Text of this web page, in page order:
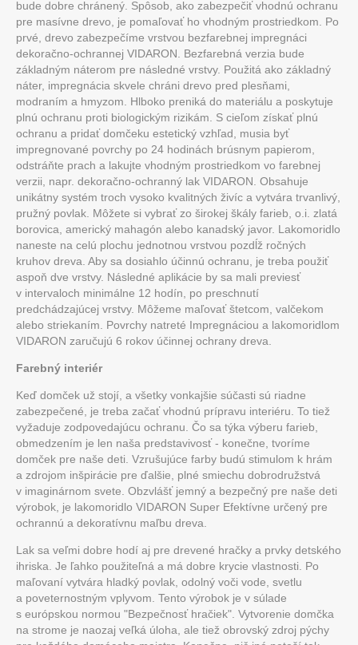
bude dobre chránený. Spôsob, ako zabezpečiť vhodnú ochranu
pre masívne drevo, je pomaľovať ho vhodným prostriedkom. Po
prvé, drevo zabezpečíme vrstvou bezfarebnej impregnáci
dekoračno-ochrannej VIDARON. Bezfarebná verzia bude
základným náterom pre následné vrstvy. Použitá ako základný
náter, impregnácia skvele chráni drevo pred plesňami,
modraním a hmyzom. Hlboko preniká do materiálu a poskytuje
plnú ochranu proti biologickým rizikám. S cieľom získať plnú
ochranu a pridať domčeku estetický vzhľad, musia byť
impregnované povrchy po 24 hodinách brúsnym papierom,
odstráňte prach a lakujte vhodným prostriedkom vo farebnej
verzii, napr. dekoračno-ochranný lak VIDARON. Obsahuje
unikátny systém troch vysoko kvalitných živíc a vytvára trvanlivý,
pružný povlak. Môžete si vybrať zo širokej škály farieb, o.i. zlatá
borovica, americký mahagón alebo kanadský javor. Lakomoridlo
naneste na celú plochu jednotnou vrstvou pozdĺž ročných
kruhov dreva. Aby sa dosiahlo účinnú ochranu, je treba použiť
aspoň dve vrstvy. Následné aplikácie by sa mali previesť
v intervaloch minimálne 12 hodín, po preschnutí
predchádzajúcej vrstvy. Môžeme maľovať štetcom, valčekom
alebo striekaním. Povrchy natreté Impregnáciou a lakomoridlom
VIDARON zaručujú 6 rokov účinnej ochrany dreva.
Farebný interiér
Keď domček už stojí, a všetky vonkajšie súčasti sú riadne
zabezpečené, je treba začať vhodnú prípravu interiéru. To tiež
vyžaduje zodpovedajúcu ochranu. Čo sa týka výberu farieb,
obmedzením je len naša predstavivosť - konečne, tvoríme
domček pre naše deti. Vzrušujúce farby budú stimulom k hrám
a zdrojom inšpirácie pre ďalšie, plné smiechu dobrodružstvá
v imaginárnom svete. Obzvlášť jemný a bezpečný pre naše deti
výrobok, je lakomoridlo VIDARON Super Efektívne určený pre
ochrannú a dekoratívnu maľbu dreva.
Lak sa veľmi dobre hodí aj pre drevené hračky a prvky detského
ihriska. Je ľahko použiteľná a má dobre krycie vlastnosti. Po
maľovaní vytvára hladký povlak, odolný voči vode, svetlu
a poveternostným vplyvom. Tento výrobok je v súlade
s európskou normou "Bezpečnosť hračiek". Vytvorenie domčka
na strome je naozaj veľká úloha, ale tiež obrovský zdroj pýchy